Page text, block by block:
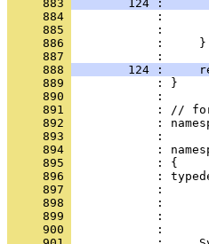
     883
124 :
     884
     885
     886
     887
     888
124 :
     889
     890
     891
     892
     893
     894
     895
     896
     897
     898
     899
     900
: